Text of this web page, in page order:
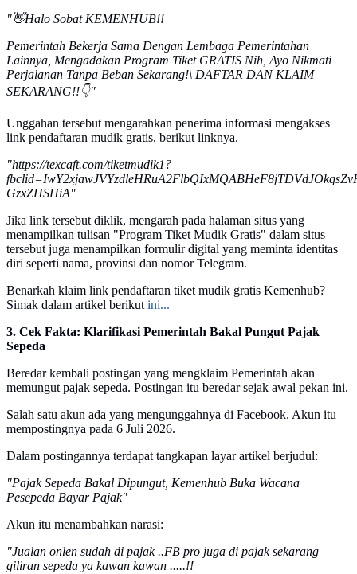
"👋Halo Sobat KEMENHUB!!
Pemerintah Bekerja Sama Dengan Lembaga Pemerintahan
Lainnya, Mengadakan Program Tiket GRATIS Nih, Ayo Nikmati
Perjalanan Tanpa Beban Sekarang!\ DAFTAR DAN KLAIM
SEKARANG!!👇"
Unggahan tersebut mengarahkan penerima informasi mengakses
link pendaftaran mudik gratis, berikut linknya.
"https://texcaft.com/tiketmudik1?
GzxZHSHiA"
Jika link tersebut diklik, mengarah pada halaman situs yang
menampilkan tulisan "Program Tiket Mudik Gratis" dalam situs
tersebut juga menampilkan formulir digital yang meminta identitas
diri seperti nama, provinsi dan nomor Telegram.
Benarkah klaim link pendaftaran tiket mudik gratis Kemenhub?
Simak dalam artikel berikutini...
3. Cek Fakta: Klarifikasi Pemerintah Bakal Pungut Pajak
Sepeda
Beredar kembali postingan yang mengklaim Pemerintah akan
memungut pajak sepeda. Postingan itu beredar sejak awal pekan ini.
Salah satu akun ada yang mengunggahnya di Facebook. Akun itu
mempostingnya pada 6 Juli 2026.
Dalam postingannya terdapat tangkapan layar artikel berjudul:
"Pajak Sepeda Bakal Dipungut, Kemenhub Buka Wacana
Pesepeda Bayar Pajak"
Akun itu menambahkan narasi:
"Jualan onlen sudah di pajak ..FB pro juga di pajak sekarang
giliran sepeda ya kawan kawan .....!!